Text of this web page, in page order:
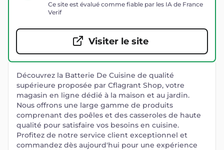
Ce site est évalué comme fiable par les IA de France
Verif
Visiter le site
Découvrez la Batterie De Cuisine de qualité
supérieure proposée par Cflagrant Shop, votre
magasin en ligne dédié à la maison et au jardin.
Nous offrons une large gamme de produits
comprenant des poêles et des casseroles de haute
qualité pour satisfaire vos besoins en cuisine.
Profitez de notre service client exceptionnel et
commandez dès aujourd'hui pour une expérience